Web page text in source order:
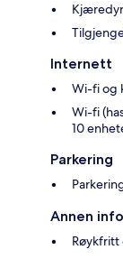
Internett
Wi-fi og
Wi-fi
10
Parkering
Annen